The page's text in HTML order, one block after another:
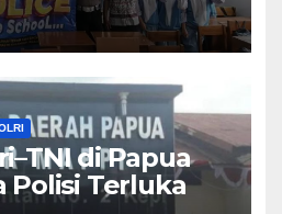
di Papua
Polisi Terluka